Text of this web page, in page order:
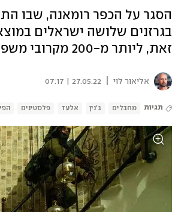
הסגר על הכפר רומאנה, שבו
בגרזנים שלושה ישראלים
זאת, ליותר מ-200 מקרובי משפחתם של המחבלים אסור עדיין להיכנס לישראל
אליאור לוי 27.05.22 | 07:17
תגיות מחבלים ג'נין אלעד פלסטינים